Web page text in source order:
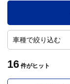
車種で絞り込む
16 件がヒット